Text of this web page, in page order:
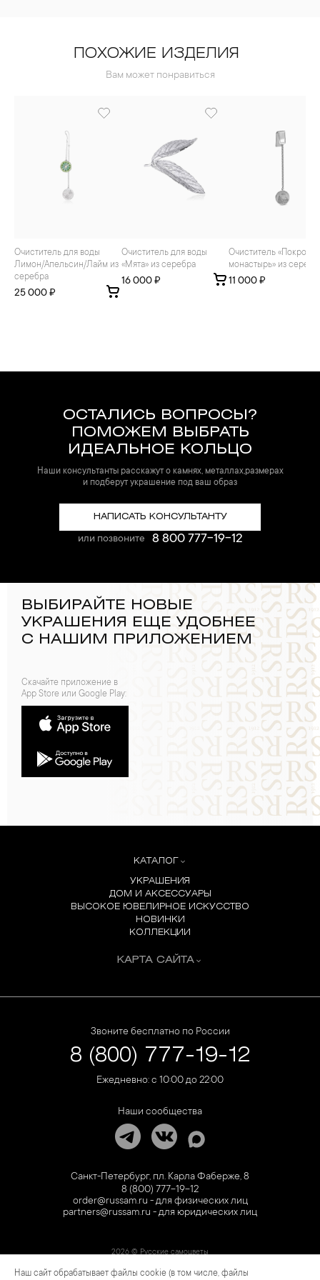
ПОХОЖИЕ ИЗДЕЛИЯ
Вам может понравиться
Очиститель для воды
Лимон/Апельсин/Лайм из
серебра
25 000 ₽
Очиститель для воды
«Мята» из серебра
16 000 ₽
Очиститель «Покровский
монастырь» из
11 000 ₽
ОСТАЛИСЬ ВОПРОСЫ?
ПОМОЖЕМ ВЫБРАТЬ
ИДЕАЛЬНОЕ КОЛЬЦО
Наши консультанты расскажут о камнях, металлах,размерах
и подберут украшение под ваш образ
НАПИСАТЬ КОНСУЛЬТАНТУ
или позвоните 8 800 777-19-12
ВЫБИРАЙТЕ НОВЫЕ
УКРАШЕНИЯ ЕЩЕ УДОБНЕЕ
С НАШИМ ПРИЛОЖЕНИЕМ
Скачайте приложение в
App Store или Google Play:
КАТАЛОГ
УКРАШЕНИЯ
ДОМ И АКСЕССУАРЫ
ВЫСОКОЕ ЮВЕЛИРНОЕ ИСКУССТВО
НОВИНКИ
КОЛЛЕКЦИИ
КАРТА САЙТА
Звоните бесплатно по России
8 (800) 777-19-12
Ежедневно: с 10:00 до 22:00
Наши сообщества
Санкт-Петербург, пл. Карла Фаберже, 8
8 (800) 777-19-12
order@russam.ru - для физических лиц
partners@russam.ru - для юридических лиц
2026 © Русские самоцветы
Предложение не является публичной офертой. Цены на сайте и в розничной сети
Наш сайт обрабатывает файлы cookie (в том числе, файлы